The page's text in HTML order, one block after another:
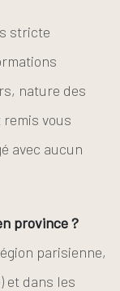
stricte
nature des
vous
avec aucun
province ?
parisienne,
et dans les